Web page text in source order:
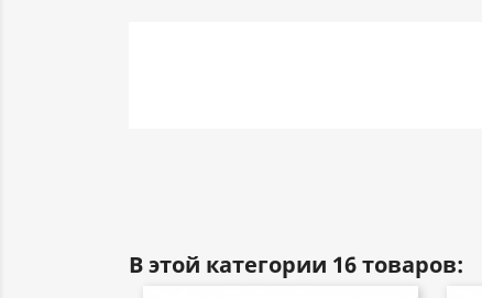
В этой категории 16 товаров: